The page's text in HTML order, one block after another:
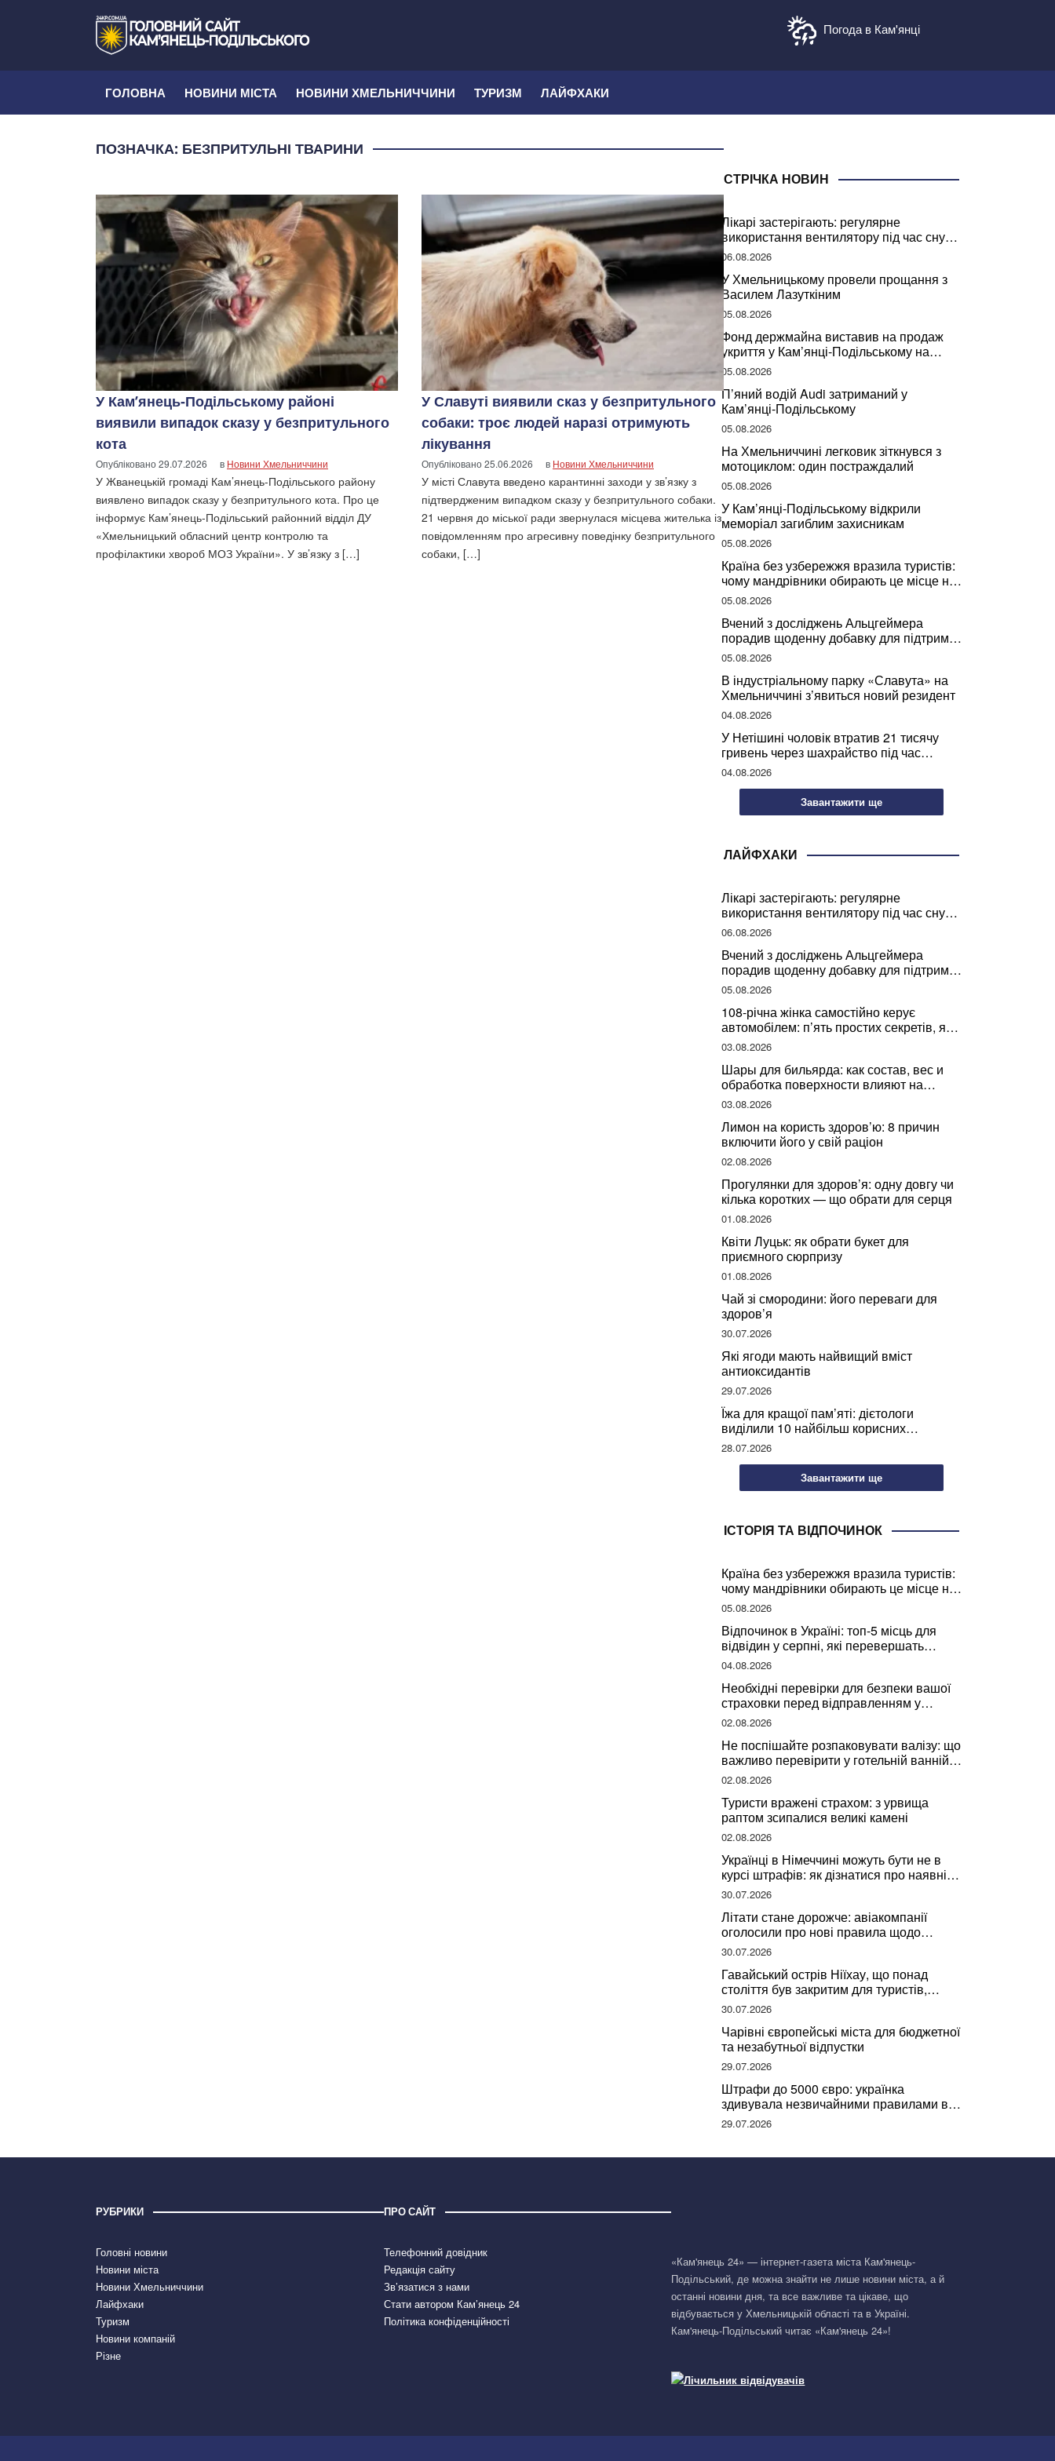
Погода в Кам'янці
ГОЛОВНА НОВИНИ МІСТА НОВИНИ ХМЕЛЬНИЧЧИНИ ТУРИЗМ ЛАЙФХАКИ
ПОЗНАЧКА: БЕЗПРИТУЛЬНІ ТВАРИНИ
У Кам’янець-Подільському районі
виявили випадок сказу у безпритульного
кота
Опубліковано29.07.2026 в Новини Хмельниччини
У Жванецькій громаді Кам’янець-Подільського району
виявлено випадок сказу у безпритульного кота. Про це
інформує Кам’янець-Подільський районний відділ ДУ
«Хмельницький обласний центр контролю та
профілактики хвороб МОЗ України». У зв’язку з […]
У Славуті виявили сказ у безпритульного
собаки: троє людей наразі отримують
лікування
Опубліковано25.06.2026 в Новини Хмельниччини
У місті Славута введено карантинні заходи у зв’язку з
підтвердженим випадком сказу у безпритульного собаки.
21 червня до міської ради звернулася місцева жителька із
повідомленням про агресивну поведінку безпритульного
собаки, […]
СТРІЧКА НОВИН
Лікарі застерігають: регулярне
використання вентилятору під час сну
може негативно вплинути на ваше
здоров’я
06.08.2026
У Хмельницькому провели прощання з
Василем Лазуткіним
05.08.2026
Фонд держмайна виставив на продаж
укриття у Кам’янці-Подільському на
Хмельниччині
05.08.2026
П’яний водій Audi затриманий у
Кам’янці-Подільському
05.08.2026
На Хмельниччині легковик зіткнувся з
мотоциклом: один постраждалий
05.08.2026
У Кам’янці-Подільському відкрили
меморіал загиблим захисникам
05.08.2026
Країна без узбережжя вразила туристів:
чому мандрівники обирають це місце на
відпочинок
05.08.2026
Вчений з досліджень Альцгеймера
порадив щоденну добавку для підтримки
мозкової діяльності
05.08.2026
В індустріальному парку «Славута» на
Хмельниччині з’явиться новий резидент
04.08.2026
У Нетішині чоловік втратив 21 тисячу
гривень через шахрайство під час
покупки дров
04.08.2026
Завантажити ще
ЛАЙФХАКИ
Лікарі застерігають: регулярне
використання вентилятору під час сну
може негативно вплинути на ваше
здоров’я
06.08.2026
Вчений з досліджень Альцгеймера
порадив щоденну добавку для підтримки
мозкової діяльності
05.08.2026
108-річна жінка самостійно керує
автомобілем: п’ять простих секретів, які
допомогли їй дожити до століття
03.08.2026
Шары для бильярда: как состав, вес и
обработка поверхности влияют на
динамику игры
03.08.2026
Лимон на користь здоров’ю: 8 причин
включити його у свій раціон
02.08.2026
Прогулянки для здоров’я: одну довгу чи
кілька коротких — що обрати для серця
01.08.2026
Квіти Луцьк: як обрати букет для
приємного сюрпризу
01.08.2026
Чай зі смородини: його переваги для
здоров’я
30.07.2026
Які ягоди мають найвищий вміст
антиоксидантів
29.07.2026
Їжа для кращої пам’яті: дієтологи
виділили 10 найбільш корисних
продуктів
28.07.2026
Завантажити ще
ІСТОРІЯ ТА ВІДПОЧИНОК
Країна без узбережжя вразила туристів:
чому мандрівники обирають це місце на
відпочинок
05.08.2026
Відпочинок в Україні: топ-5 місць для
відвідин у серпні, які перевершать
закордонні враження
04.08.2026
Необхідні перевірки для безпеки вашої
страховки перед відправленням у
подорож
02.08.2026
Не поспішайте розпаковувати валізу: що
важливо перевірити у готельній ванній
за словами досвідченої мандрівниці
02.08.2026
Туристи вражені страхом: з урвища
раптом зсипалися великі камені
02.08.2026
Українці в Німеччині можуть бути не в
курсі штрафів: як дізнатися про наявні
борги
30.07.2026
Літати стане дорожче: авіакомпанії
оголосили про нові правила щодо
вибору місць
30.07.2026
Гавайський острів Ніїхау, що понад
століття був закритим для туристів,
починає приймати перших відвідувачів
30.07.2026
Чарівні європейські міста для бюджетної
та незабутньої відпустки
29.07.2026
Штрафи до 5000 євро: українка
здивувала незвичайними правилами в
Німеччині та поділилася правдою
29.07.2026
РУБРИКИ
Головні новини
Новини міста
Новини Хмельниччини
Лайфхаки
Туризм
Новини компаній
Різне
ПРО САЙТ
Телефонний довідник
Редакція сайту
Зв’язатися з нами
Стати автором Кам’янець 24
Політика конфіденційності
«Кам'янець 24» — інтернет-газета міста Кам'янець-
Подільський, де можна знайти не лише новини міста, а й
останні новини дня, та все важливе та цікаве, що
відбувається у Хмельницькій області та в Україні.
Кам'янець-Подільський читає «Кам'янець 24»!